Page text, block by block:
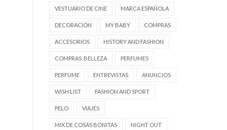
VESTUARIO DE CINE MARCA ESPAÑOLA
DECORACIÓN MY BABY COMPRAS
ACCESORIOS HISTORY AND FASHION
COMPRAS. BELLEZA PERFUMES
PERFUME ENTREVISTAS ANUNCIOS
WISH LIST FASHION AND SPORT
PELO VIAJES
MIX DE COSAS BONITAS NIGHT OUT